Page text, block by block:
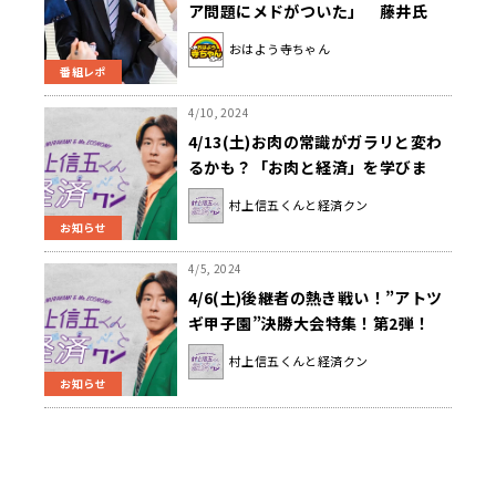
番組レポ
ア問題にメドがついた」 藤井氏
「7年延期しただけじゃないです
か」
おはよう寺ちゃん
お知らせ
4/10, 2024
4/13(土)お肉の常識がガラリと変わ
るかも？「お肉と経済」を学びま
す！『村上信五くんと経済クン』
村上信五くんと経済クン
お知らせ
4/5, 2024
4/6(土)後継者の熱き戦い！”アトツ
ギ甲子園”決勝大会特集！第2弾！
『村上信五くんと経済クン』
村上信五くんと経済クン